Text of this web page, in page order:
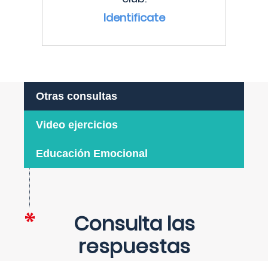
Identificate
Otras consultas
Video ejercicios
Educación Emocional
Consulta las
respuestas